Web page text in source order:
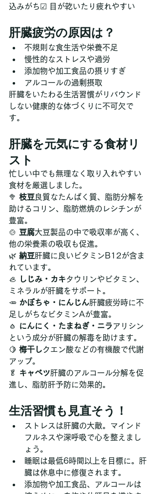
込みがち☑ 目が乾いたり疲れやすい
肝臓疲労の原因は？
不規則な食生活や栄養不足
慢性的なストレスや過労
添加物や加工食品の摂りすぎ
アルコールの過剰摂取
肝臓をいたわる生活習慣がリバウンド
しない健康的な体づくりに不可欠で
す。
肝臓を元気にする食材リ
スト
忙しい中でも無理なく取り入れやすい
食材を厳選しました。
🥦 枝豆 良質なたんぱく質、脂肪分解を
助けるコリン、脂肪燃焼のレシチンが
豊富。
🍲 豆腐大豆製品の中で吸収率が高く、
他の栄養素の吸収も促進。
🌿 納豆肝臓に良いビタミンB12が含ま
れています。
🦪
しじみ・カキタウリンやビタミン、
ミネラルが肝臓をサポート。
🥕 かぼちゃ・にんじん肝臓疲労時に不
足しがちなビタミンAが豊富。
🧄
にんにく・たまねぎ・ニラアリシン
という成分が肝臓の解毒を助けます。
🍋 梅干しクエン酸などの有機酸で代謝
アップ。
🥬
キャベツ肝臓のアルコール分解を促
進し、脂肪肝予防に効果的。
生活習慣も見直そう！
ストレスは肝臓の大敵。マインド
フルネスや深呼吸で心を整えまし
ょう。
睡眠は最低6時間以上を目標に。肝
臓は休息中に修復されます。
添加物や加工食品、アルコールは